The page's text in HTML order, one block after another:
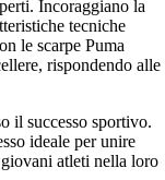
Incoraggiano la
tecniche
le scarpe Puma
rispondendo alle
il successo sportivo.
ideale per unire
atleti nella loro